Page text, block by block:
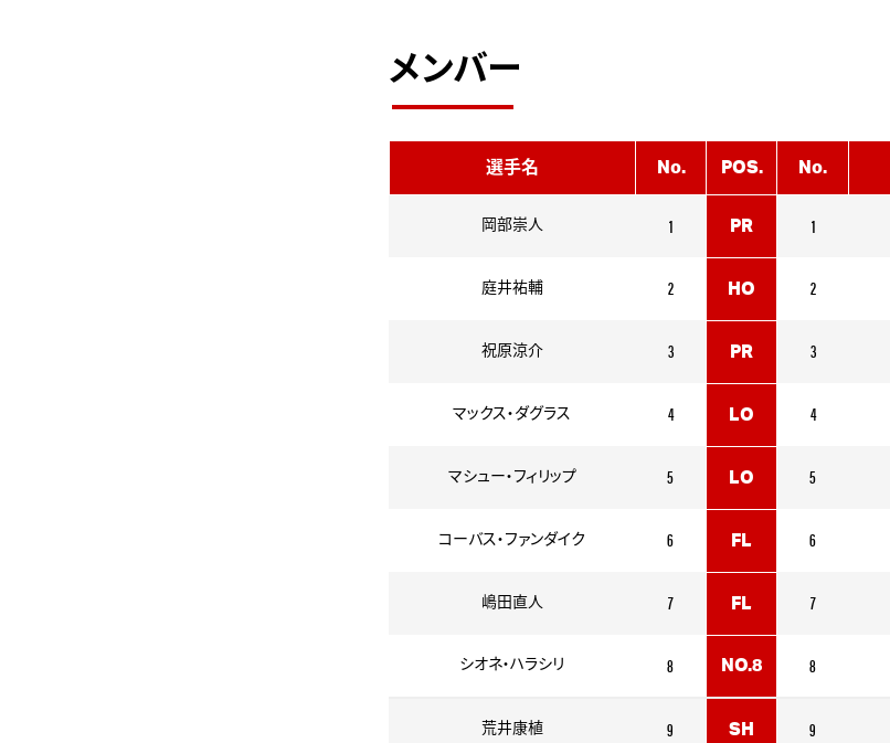
メンバー
選手名 No. POS. No.
岡部崇人 1 PR 1
庭井祐輔 2 HO 2
祝原涼介 3 PR 3
マックス・ダグラス 4 LO 4
マシュー・フィリップ 5 LO 5
コーバス・ファンダイク 6 FL 6
嶋田直人 7 FL 7
シオネ・ハラシリ 8 NO.8 8
荒井康植 9 SH 9